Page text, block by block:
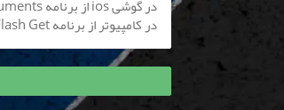
در گوشی ios از برنامه Documents جهت دانلود فیلم استفاده کنید (
در کامپیوتر از برنامه Flash Get یا idm جهت دانلود فیلم استفاده نمایید